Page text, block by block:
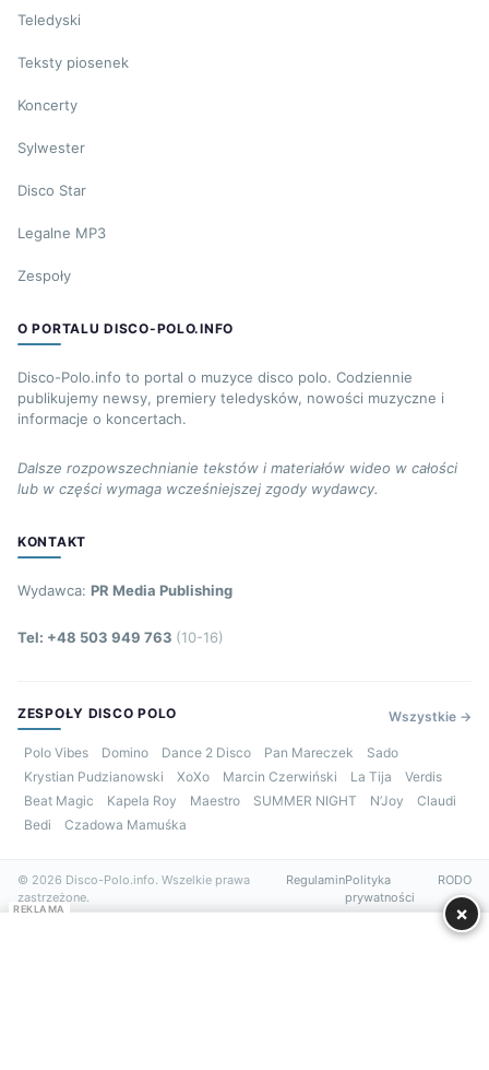
Teledyski
Teksty piosenek
Koncerty
Sylwester
Disco Star
Legalne MP3
Zespoły
O PORTALU DISCO-POLO.INFO
Disco-Polo.info to portal o muzyce disco polo. Codziennie
publikujemy newsy, premiery teledysków, nowości muzyczne i
informacje o koncertach.
Dalsze rozpowszechnianie tekstów i materiałów wideo w całości
lub w części wymaga wcześniejszej zgody wydawcy.
KONTAKT
Wydawca: PR Media Publishing
Tel: +48 503 949 763 (10-16)
ZESPOŁY DISCO POLO Wszystkie →
Polo Vibes Domino Dance 2 Disco Pan Mareczek
Sado
Krystian Pudzianowski
XoXo Marcin Czerwiński La Tija
Verdis
Beat Magic
Kapela Roy Maestro SUMMER NIGHT N’Joy
Claudi
Bedi
Czadowa Mamuśka
© 2026 Disco-Polo.info. Wszelkie prawa
zastrzeżone.
RegulaminPolityka
prywatności
RODO
REKLAMA ×